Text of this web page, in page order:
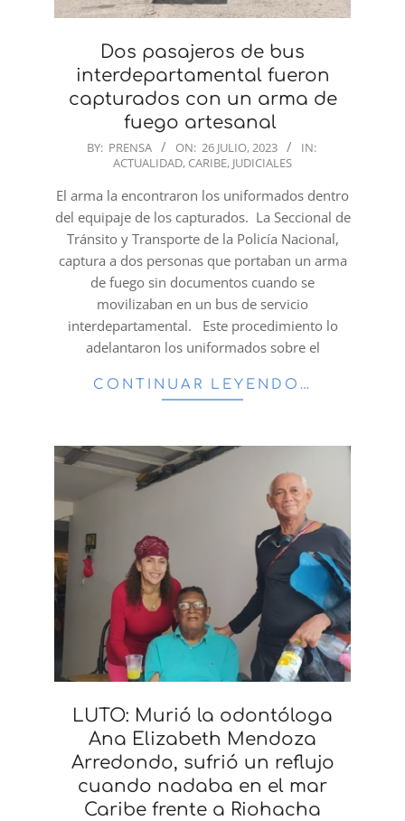
Dos pasajeros de bus
interdepartamental fueron
capturados con un arma de
fuego artesanal
2023-
26
BY: PRENSA ON: 26 JULIO, 2023
IN:
ACTUALIDAD, CARIBE, JUDICIALES
El arma la encontraron los uniformados dentro
del equipaje de los capturados. La Seccional de
Tránsito y Transporte de la Policía Nacional,
captura a dos personas que portaban un arma
de fuego sin documentos cuando se
movilizaban en un bus de servicio
interdepartamental. Este procedimiento lo
adelantaron los uniformados sobre el
CONTINUAR LEYENDO…
LUTO: Murió la odontóloga
Ana Elizabeth Mendoza
Arredondo, sufrió un reflujo
cuando nadaba en el mar
Caribe frente a Riohacha